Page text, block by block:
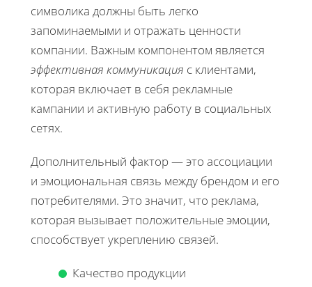
символика должны быть легко
запоминаемыми и отражать ценности
компании. Важным компонентом является
эффективная коммуникация с клиентами,
которая включает в себя рекламные
кампании и активную работу в социальных
сетях.
Дополнительный фактор — это ассоциации
и эмоциональная связь между брендом и его
потребителями. Это значит, что реклама,
которая вызывает положительные эмоции,
способствует укреплению связей.
Качество продукции